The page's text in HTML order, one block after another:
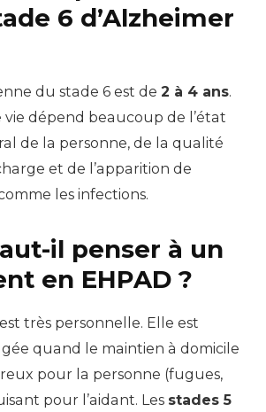
6 d’Alzheimer
du stade 6 est de 2 à 4 ans.
vie dépend beaucoup de l’état
de la personne, de la qualité
et de l’apparition de
les infections.
il penser à un
en EHPAD ?
très personnelle. Elle est
quand le maintien à domicile
pour la personne (fugues,
pour l’aidant. Les stades 5